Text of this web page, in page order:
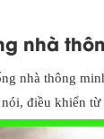
nhà
nhà thông
điều khiển